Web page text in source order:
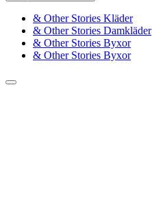
& Other Stories Kläder
& Other Stories Damkläder
& Other Stories Byxor
& Other Stories Byxor